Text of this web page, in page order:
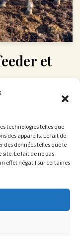
technologies telles que
des appareils. Le fait de
des données telles que le
Le fait de ne pas
effet négatif sur certaines
et
destiné à
les chevaux
à manger ou a
de l’herbe, ce